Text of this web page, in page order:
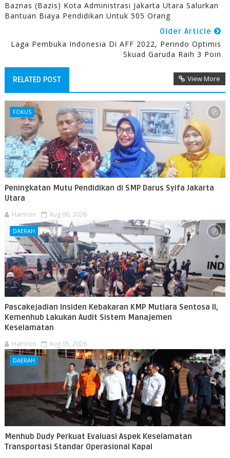
Baznas (Bazis) Kota Administrasi Jakarta Utara Salurkan
Bantuan Biaya Pendidikan Untuk 505 Orang
Older Article
Laga Pembuka Indonesia Di AFF 2022, Perindo Optimis
Skuad Garuda Raih 3 Poin
RELATED POST View More
FOKUS
Peningkatan Mutu Pendidikan di SMP Darus Syifa Jakarta
Utara
Hamron Aug 06, 2026
DAERAH
Pascakejadian Insiden Kebakaran KMP Mutiara Sentosa II,
Kemenhub Lakukan Audit Sistem Manajemen
Keselamatan
Hamron Aug 05, 2026
DAERAH
Menhub Dudy Perkuat Evaluasi Aspek Keselamatan
Transportasi Standar Operasional Kapal